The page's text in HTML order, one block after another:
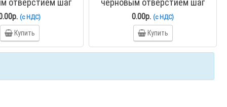
ступицей PHS 200-
2BH21
(с НДС)
Купить
63,5 мм со ступицей PHS 200-
2BH22
0.00р.(с НДС)
Купить